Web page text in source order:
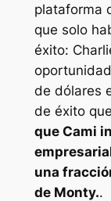
plataforma
que solo
éxito:
de dólares
de éxito
que Cami
una
de Monty..